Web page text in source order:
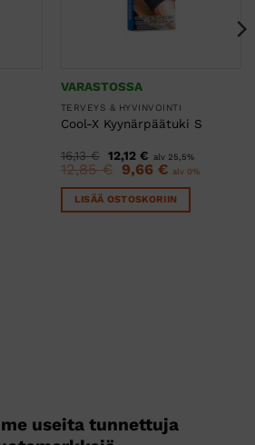
VARASTOSSA
TERVEYS & HYVINVOINTI
Cool-X Kyynärpäätuki S
16,13€ Alkuperäinen
hinta
oli:
16,13 €.
12,12 €Nykyinen
hinta
on:
12,12 €.
alv 25,5%
12,85€
Alkuperäinen
hinta
oli:
12,85 €.
9,66 €Nykyinen
hinta
on:
9,66 €.
alv 0%
LISÄÄ OSTOSKORIIN
useita tunnettuja